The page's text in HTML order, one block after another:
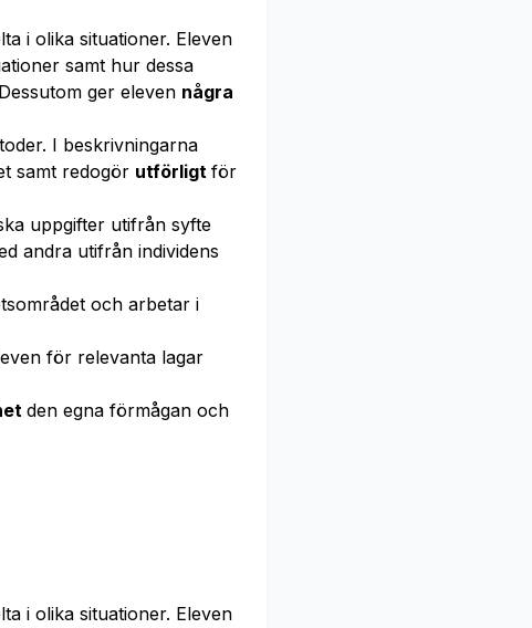
i olika situationer. Eleven
samt hur dessa
ger eleven några
I beskrivningarna
samt redogör utförligt för
uppgifter utifrån syfte
andra utifrån individens
och arbetar i
för relevanta lagar
den egna förmågan och
i olika situationer. Eleven